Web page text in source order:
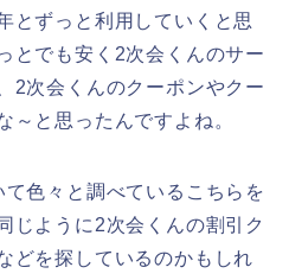
とずっと利用していくと思
とでも安く2次会くんのサー
2次会くんのクーポンやクー
～と思ったんですよね。
色々と調べているこちらを
じように2次会くんの割引ク
どを探しているのかもしれ